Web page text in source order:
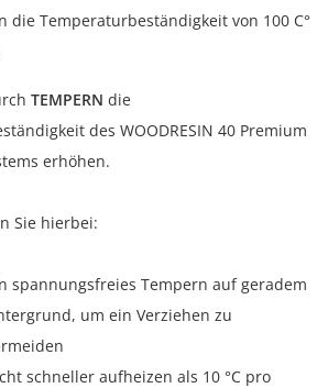
die Temperaturbeständigkeit von 100 C°
TEMPERN die
des WOODRESIN 40 Premium
erhöhen.
Sie hierbei:
spannungsfreies Tempern auf geradem
um ein Verziehen zu
schneller aufheizen als 10 °C pro